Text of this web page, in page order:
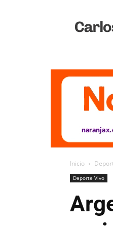
Vivo
Inicio
Deporte Vivo